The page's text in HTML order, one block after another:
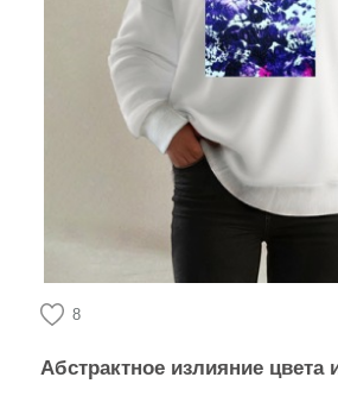
8
Абстрактное излияние